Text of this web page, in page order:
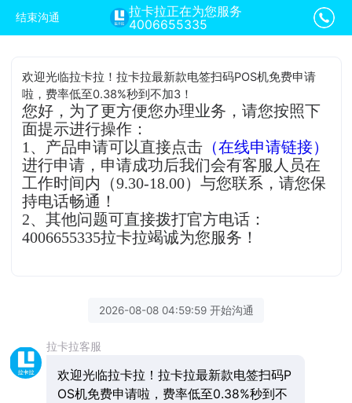
结束沟通
拉卡拉正在为您服务
4006655335
欢迎光临拉卡拉！拉卡拉最新款电签扫码POS机免费申请
啦，费率低至0.38%秒到不加3！
您好，为了更方便您办理业务，请您按照下
面提示进行操作：
1、产品申请可以直接点击 （在线申请链接）
进行申请，申请成功后我们会有客服人员在
工作时间内（9.30-18.00）与您联系，请您保
持电话畅通！
2、其他问题可直接拨打官方电话：
4006655335拉卡拉竭诚为您服务！
2026-08-08 04:59:59 开始沟通
拉卡拉客服
欢迎光临拉卡拉！拉卡拉最新款电签扫码P
OS机免费申请啦，费率低至0.38%秒到不